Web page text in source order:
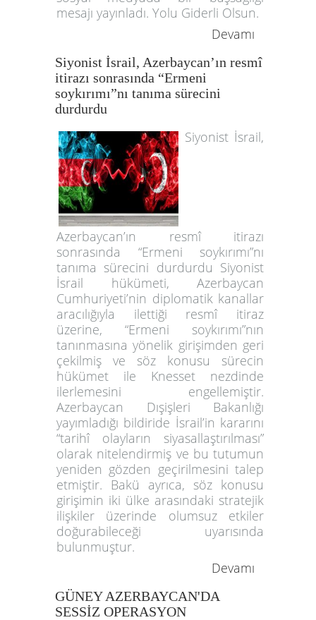
mesajı yayınladı. Yolu Giderli Olsun.
Devamı
Siyonist İsrail, Azerbaycan’ın resmî
itirazı sonrasında “Ermeni
soykırımı”nı tanıma sürecini
durdurdu
Siyonist İsrail,
Azerbaycan’ın resmî itirazı
sonrasında “Ermeni soykırımı”nı
tanıma sürecini durdurdu Siyonist
İsrail hükümeti, Azerbaycan
Cumhuriyeti’nin diplomatik kanallar
aracılığıyla ilettiği resmî itiraz
üzerine, “Ermeni soykırımı”nın
tanınmasına yönelik girişimden geri
çekilmiş ve söz konusu sürecin
hükümet ile Knesset nezdinde
ilerlemesini engellemiştir.
Azerbaycan Dışişleri Bakanlığı
yayımladığı bildiride İsrail’in kararını
“tarihî olayların siyasallaştırılması”
olarak nitelendirmiş ve bu tutumun
yeniden gözden geçirilmesini talep
etmiştir. Bakü ayrıca, söz konusu
girişimin iki ülke arasındaki stratejik
ilişkiler üzerinde olumsuz etkiler
doğurabileceği uyarısında
bulunmuştur.
Devamı
GÜNEY AZERBAYCAN'DA
SESSİZ OPERASYON